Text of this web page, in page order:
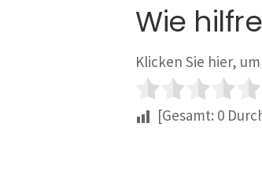
Wie
Klicken Sie hier,
[Gesamt: 0